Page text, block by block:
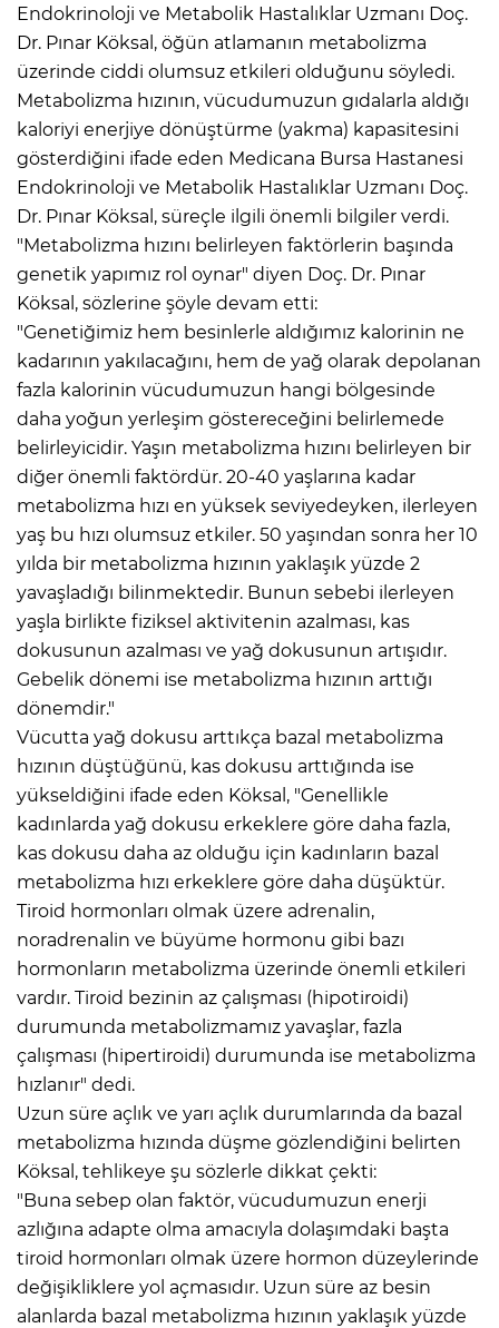
Endokrinoloji ve Metabolik Hastalıklar Uzmanı Doç.
Dr. Pınar Köksal, öğün atlamanın metabolizma
üzerinde ciddi olumsuz etkileri olduğunu söyledi.
Metabolizma hızının, vücudumuzun gıdalarla aldığı
kaloriyi enerjiye dönüştürme (yakma) kapasitesini
gösterdiğini ifade eden Medicana Bursa Hastanesi
Endokrinoloji ve Metabolik Hastalıklar Uzmanı Doç.
Dr. Pınar Köksal, süreçle ilgili önemli bilgiler verdi.
"Metabolizma hızını belirleyen faktörlerin başında
genetik yapımız rol oynar" diyen Doç. Dr. Pınar
Köksal, sözlerine şöyle devam etti:
"Genetiğimiz hem besinlerle aldığımız kalorinin ne
kadarının yakılacağını, hem de yağ olarak depolanan
fazla kalorinin vücudumuzun hangi bölgesinde
daha yoğun yerleşim göstereceğini belirlemede
belirleyicidir. Yaşın metabolizma hızını belirleyen bir
diğer önemli faktördür. 20-40 yaşlarına kadar
metabolizma hızı en yüksek seviyedeyken, ilerleyen
yaş bu hızı olumsuz etkiler. 50 yaşından sonra her 10
yılda bir metabolizma hızının yaklaşık yüzde 2
yavaşladığı bilinmektedir. Bunun sebebi ilerleyen
yaşla birlikte fiziksel aktivitenin azalması, kas
dokusunun azalması ve yağ dokusunun artışıdır.
Gebelik dönemi ise metabolizma hızının arttığı
dönemdir."
Vücutta yağ dokusu arttıkça bazal metabolizma
hızının düştüğünü, kas dokusu arttığında ise
yükseldiğini ifade eden Köksal, "Genellikle
kadınlarda yağ dokusu erkeklere göre daha fazla,
kas dokusu daha az olduğu için kadınların bazal
metabolizma hızı erkeklere göre daha düşüktür.
Tiroid hormonları olmak üzere adrenalin,
noradrenalin ve büyüme hormonu gibi bazı
hormonların metabolizma üzerinde önemli etkileri
vardır. Tiroid bezinin az çalışması (hipotiroidi)
durumunda metabolizmamız yavaşlar, fazla
çalışması (hipertiroidi) durumunda ise metabolizma
hızlanır" dedi.
Uzun süre açlık ve yarı açlık durumlarında da bazal
metabolizma hızında düşme gözlendiğini belirten
Köksal, tehlikeye şu sözlerle dikkat çekti:
"Buna sebep olan faktör, vücudumuzun enerji
azlığına adapte olma amacıyla dolaşımdaki başta
tiroid hormonları olmak üzere hormon düzeylerinde
değişikliklere yol açmasıdır. Uzun süre az besin
alanlarda bazal metabolizma hızının yaklaşık yüzde